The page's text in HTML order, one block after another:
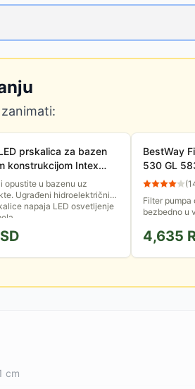
prskalica za bazen
konstrukcijom Intex
opustite u bazenu uz
Ugrađeni hidroelektrični
napaja LED osvetljenje
BestWay
530 GL
(
Filter
bezbedno u
ujedno za
4,635
cm